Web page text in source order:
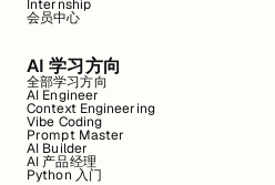
Internship
会员中心
AI 学习方向
全部学习方向
AI Engineer
Context Engineering
Vibe Coding
Prompt Master
AI Builder
AI 产品经理
Python 入门